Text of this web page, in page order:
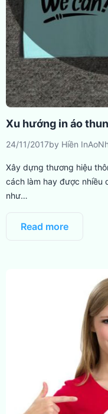
Xu hướng in áo
24/11/2017by Hiền
Xây dựng thương hiệu
cách làm hay được nhiều
như…
Read more